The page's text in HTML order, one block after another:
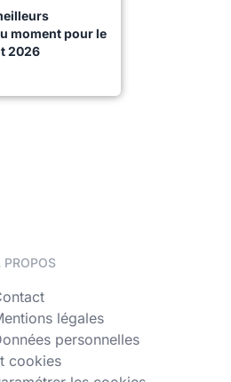
moment pour le
2026
PROPOS
légales
personnelles
cookies